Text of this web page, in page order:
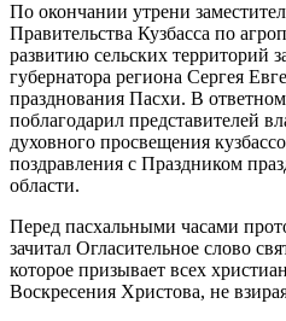
По окончании утрени
Правительства Кузбасса по
развитию сельских территорий
губернатора региона Сергея
празднования Пасхи. В
поблагодарил представителей
духовного просвещения
поздравления с Праздником
области.
Перед пасхальными часами
зачитал Огласительное слово
которое призывает всех
Воскресения Христова, не